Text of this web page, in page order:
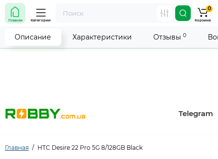
Внимание! Работа магазина временно приостановлена.
Мы делаем всё возможное, чтобы возобновить прием
заказов как можно скорее.
Telegram
Главная Категории
0
Корзина
Главная HTC Desire 22 Pro 5G 8/128GB Black
Описание Характеристики Отзывы 0